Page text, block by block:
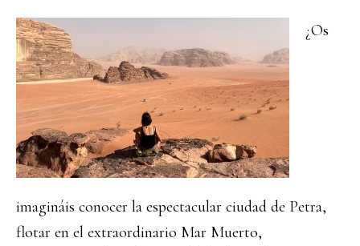
¿Os
imagináis conocer la espectacular ciudad de Petra,
flotar en el extraordinario Mar Muerto,